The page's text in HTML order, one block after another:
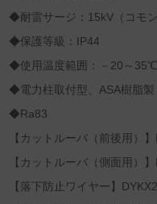
◆耐雷サージ：15kV（コモン
◆保護等級：IP44
◆使用温度範囲：－20～35℃
◆電力柱取付型、ASA樹脂製
◆Ra83
【カットルーバ（前後用）
【カットルーバ（側面用）
【落下防止ワイヤー】